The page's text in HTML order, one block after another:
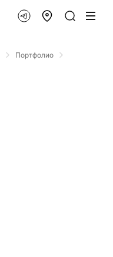
Портфолио